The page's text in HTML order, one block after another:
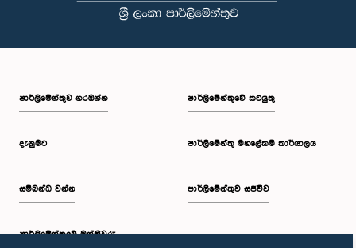
පාර්ලි‌මේන්තුව නරඹන්න
දැනුමට
සම්බන්ධ වන්න
පාර්ලි‌මේන්තුවේ මන්ත්‍රීවරු
පාර්ලිමේන්තුවේ කටයුතු
පාර්ලිමේන්තු මහලේකම් කාර්යාලය
පාර්ලිමේන්තුව සජීවීව